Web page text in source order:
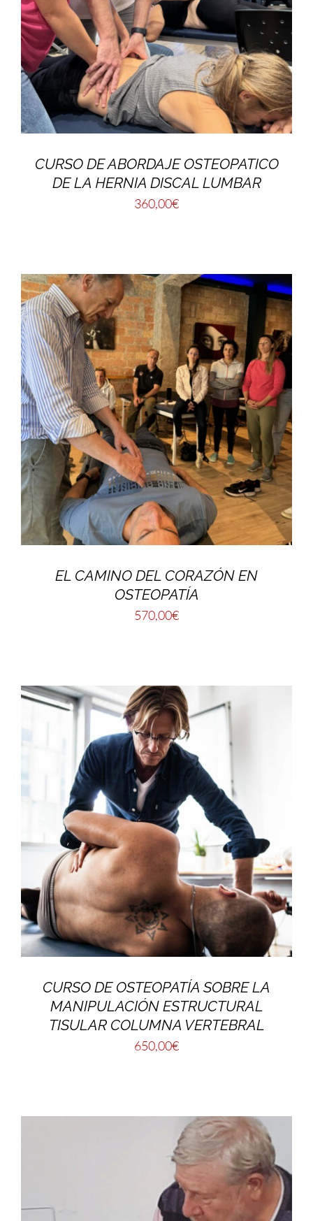
CURSO DE ABORDAJE OSTEOPATICO
DE LA HERNIA DISCAL LUMBAR
360,00€
EL CAMINO DEL CORAZÓN EN
OSTEOPATÍA
570,00€
CURSO DE OSTEOPATÍA SOBRE LA
MANIPULACIÓN ESTRUCTURAL
TISULAR COLUMNA VERTEBRAL
650,00€